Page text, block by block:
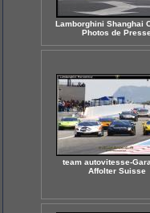
Lamborghini Shanghai
Photos de
team autovitesse-
Affolter Suisse